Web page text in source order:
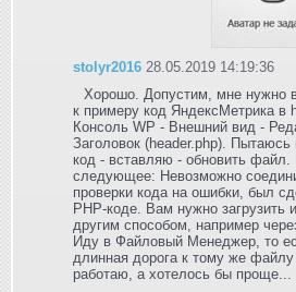
stolyr2016 28.05.2019 14:19:36
Хорошо. Допустим, мне нужно
к примеру код ЯндексМетрика в
Консоль WP - Внешний вид -
Заголовок (header.php). Пытаюсь
код - вставляю - обновить
следующее: Невозможно
проверки кода на ошибки, был
PHP-коде. Вам нужно
другим способом, например
Иду в Файловый Менеджер, то
длинная дорога к тому же файлу
работаю, а хотелось бы проще...